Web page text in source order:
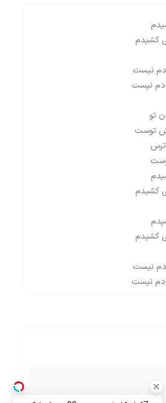
کشیدم
نیست
نیست
تو
توست
کشیدم
کشیدم
نیست
نیست
کشیدم